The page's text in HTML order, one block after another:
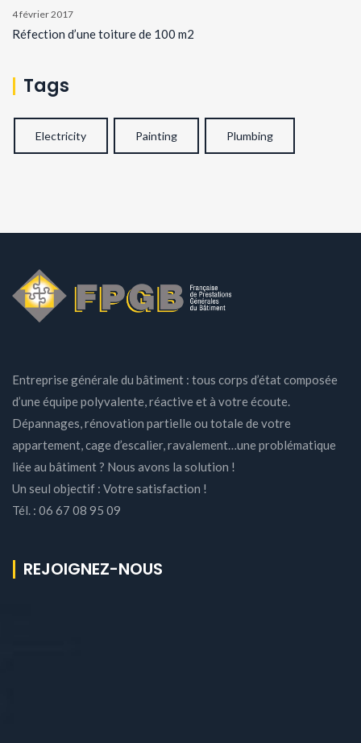
4 février 2017
Réfection d’une toiture de 100 m2
Tags
Electricity Painting Plumbing
Entreprise générale du bâtiment : tous corps d’état composée
d’une équipe polyvalente, réactive et à votre écoute.
Dépannages, rénovation partielle ou totale de votre
appartement, cage d’escalier, ravalement…une problématique
liée au bâtiment ? Nous avons la solution !
Un seul objectif : Votre satisfaction !
Tél. : 06 67 08 95 09
REJOIGNEZ-NOUS